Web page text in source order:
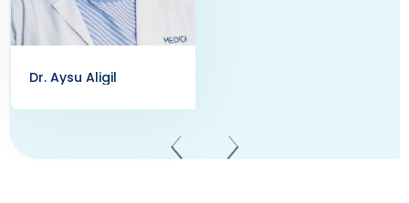
Dr. Aysu Aligil